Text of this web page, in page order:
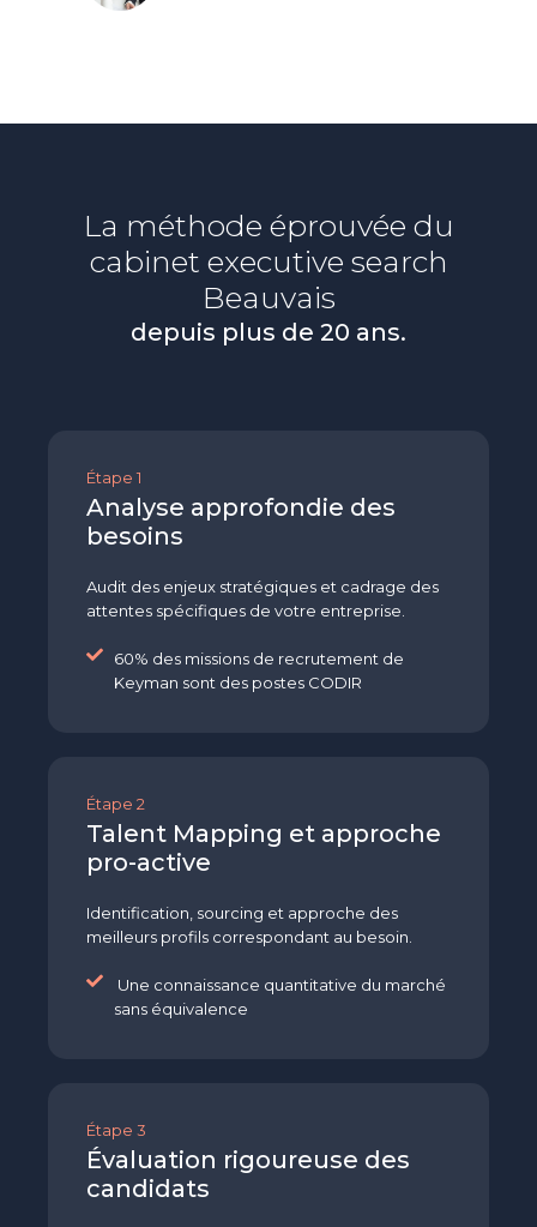
La méthode éprouvée du
cabinet executive search
Beauvais
depuis plus de 20 ans.
Étape 1
Analyse approfondie des
besoins
Audit des enjeux stratégiques et cadrage des
attentes spécifiques de votre entreprise.
60% des missions de recrutement de
Keyman sont des postes CODIR
Étape 2
Talent Mapping et approche
pro-active
Identification, sourcing et approche des
meilleurs profils correspondant au besoin.
Une connaissance quantitative du marché
sans équivalence
Étape 3
Évaluation rigoureuse des
candidats